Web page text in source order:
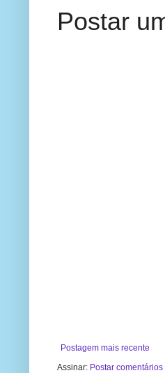
Postar
Postagem mais recente
Assinar: Postar comentários